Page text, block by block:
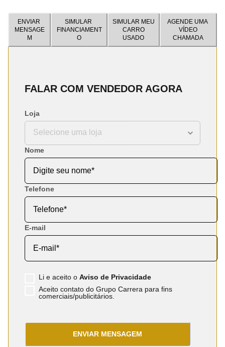
ENVIAR
MENSAGE
M
SIMULAR
FINANCIAMENT
O
SIMULAR MEU
CARRO
USADO
AGENDE UMA
VÍDEO
CHAMADA
FALAR COM VENDEDOR AGORA
Loja
Nome
Telefone
E-mail
Li e aceito o Aviso de Privacidade
Aceito contato do Grupo Carrera para fins
comerciais/publicitários.
ENVIAR MENSAGEM